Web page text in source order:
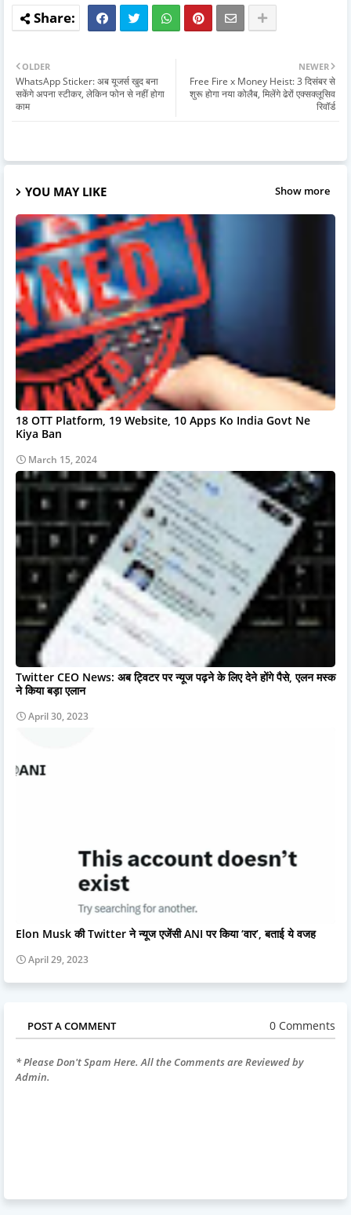
NEWER
Free Fire x Money Heist: 3 दिसंबर से
शुरू होगा नया कोलैब, मिलेंगे ढेरों एक्सक्लूसिव
रिवॉर्ड
OLDER
WhatsApp Sticker: अब यूजर्स खुद बना
सकेंगे अपना स्टीकर, लेकिन फोन से नहीं होगा
काम
YOU MAY LIKE Show more
18 OTT Platform, 19 Website, 10 Apps Ko India Govt Ne
Kiya Ban
March 15, 2024
Twitter CEO News: अब ट्विटर पर न्यूज पढ़ने के लिए देने होंगे पैसे, एलन मस्क
ने किया बड़ा एलान
April 30, 2023
Elon Musk की Twitter ने न्यूज एजेंसी ANI पर किया ‘वार’, बताई ये वजह
April 29, 2023
POST A COMMENT 0 Comments
* Please Don't Spam Here. All the Comments are Reviewed by
Admin.